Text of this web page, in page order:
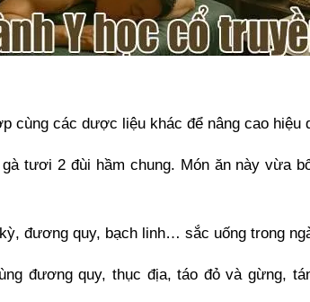
cùng các dược liệu khác để nâng cao hiệu
tươi 2 đùi hầm chung. Món ăn này vừa
đương quy, bạch linh… sắc uống trong
đương quy, thục địa, táo đỏ và gừng,